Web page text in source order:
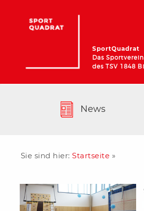
SportQuadrat
Das
des TSV 1848
News
Sie sind hier: Startseite »